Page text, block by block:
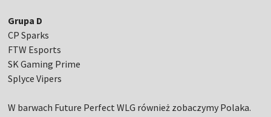
Grupa D
CP Sparks
FTW Esports
SK Gaming Prime
Splyce Vipers
W barwach Future Perfect WLG również zobaczymy Polaka.